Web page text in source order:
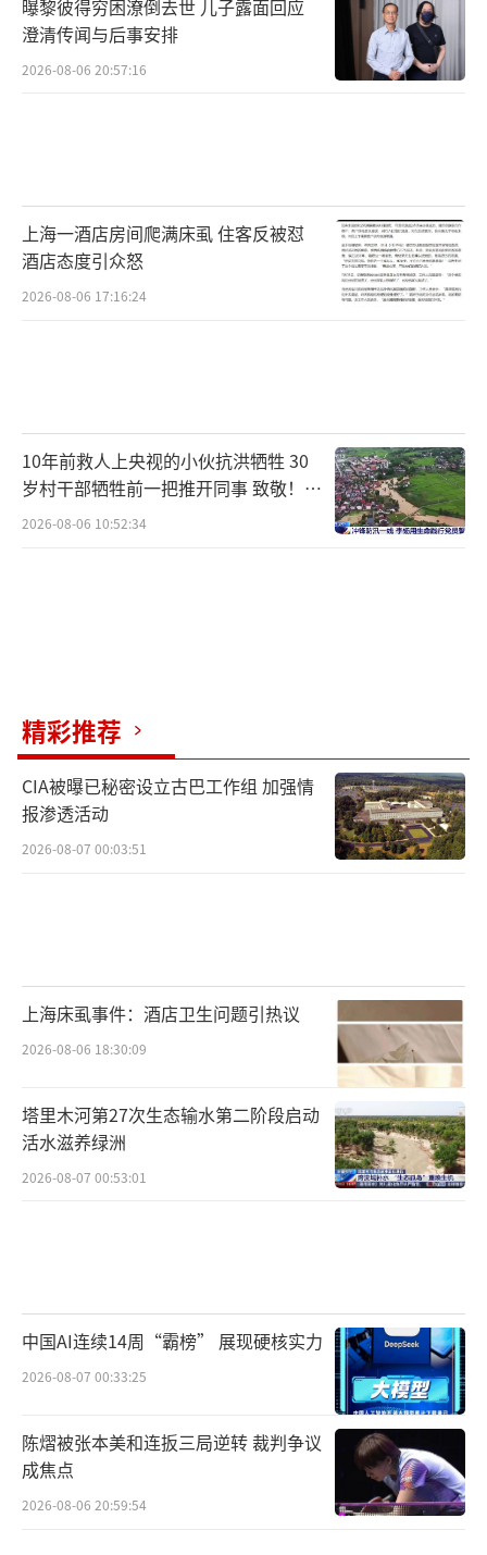
曝黎彼得穷困潦倒去世 儿子露面回应
澄清传闻与后事安排
2026-08-06 20:57:16
上海一酒店房间爬满床虱 住客反被怼
酒店态度引众怒
2026-08-06 17:16:24
10年前救人上央视的小伙抗洪牺牲 30
岁村干部牺牲前一把推开同事 致敬！送
别！
2026-08-06 10:52:34
精彩推荐
CIA被曝已秘密设立古巴工作组 加强情
报渗透活动
2026-08-07 00:03:51
上海床虱事件：酒店卫生问题引热议
2026-08-06 18:30:09
塔里木河第27次生态输水第二阶段启动
活水滋养绿洲
2026-08-07 00:53:01
中国AI连续14周“霸榜” 展现硬核实力
2026-08-07 00:33:25
陈熠被张本美和连扳三局逆转 裁判争议
成焦点
2026-08-06 20:59:54